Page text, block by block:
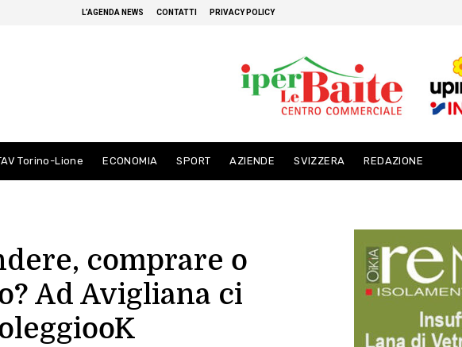
L’AGENDA NEWS CONTATTI PRIVACY POLICY
Torino-Lione ECONOMIA SPORT AZIENDE SVIZZERA REDAZIONE
comprare o
Ad Avigliana ci